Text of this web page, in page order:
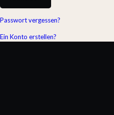
Passwort vergessen?
Ein Konto erstellen?